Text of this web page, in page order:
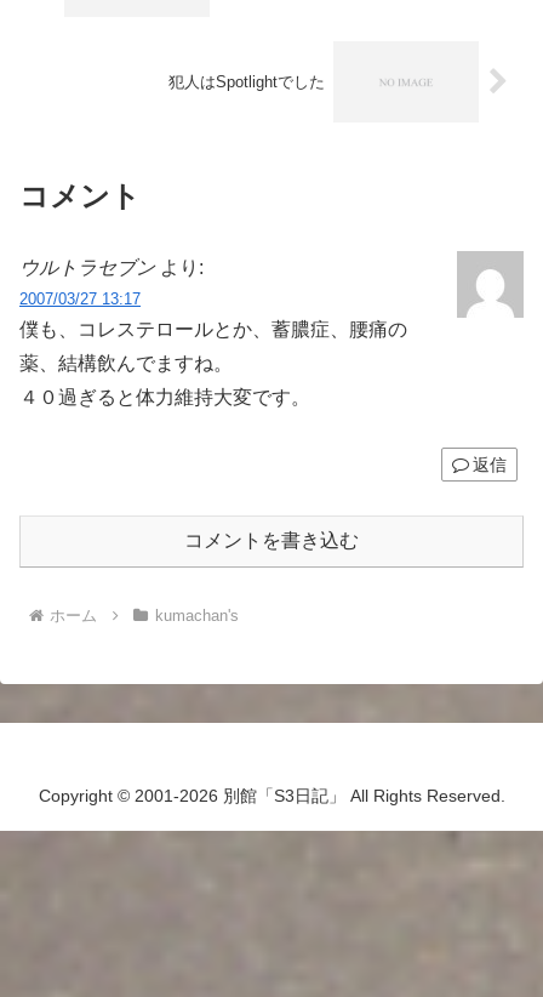
犯人はSpotlightでした
コメント
ウルトラセブン より:
2007/03/27 13:17
僕も、コレステロールとか、蓄膿症、腰痛の
薬、結構飲んでますね。
４０過ぎると体力維持大変です。
返信
コメントを書き込む
ホーム kumachan's
Copyright © 2001-2026 別館「S3日記」 All Rights Reserved.